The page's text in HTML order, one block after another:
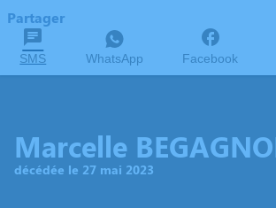
Partager
SMS WhatsApp Facebook
Marcelle
décédée le 27 mai 2023